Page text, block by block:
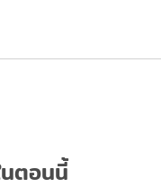
ตอนนี้